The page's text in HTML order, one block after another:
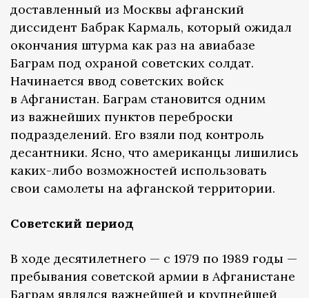
доставленный из Москвы афганский
диссидент Бабрак Кармаль, который ожидал
окончания штурма как раз на авиабазе
Баграм под охраной советских солдат.
Начинается ввод советских войск
в Афганистан. Баграм становится одним
из важнейших пунктов переброски
подразделений. Его взяли под контроль
десантники. Ясно, что американцы лишились
каких-либо возможностей использовать
свои самолеты на афганской территории.
Советский период
В ходе десятилетнего — с 1979 по 1989 годы —
пребывания советской армии в Афганистане
Баграм являлся важнейшей и крупнейшей